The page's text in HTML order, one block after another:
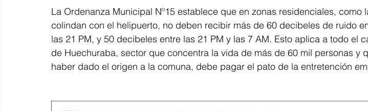
La Ordenanza Municipal Nº15 establece que en zonas residenciales, como
colindan con el helipuerto, no deben recibir más de 60 decibeles de ruido
las 21 PM, y 50 decibeles entre las 21 PM y las 7 AM. Esto aplica a todo el
de Huechuraba, sector que concentra la vida de más de 60 mil personas y
haber dado el origen a la comuna, debe pagar el pato de la entretención